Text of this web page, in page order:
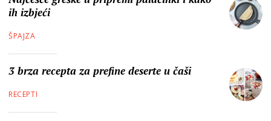
ih izbjeći
ŠPAJZA
3 brza recepta za prefine deserte u čaši
RECEPTI